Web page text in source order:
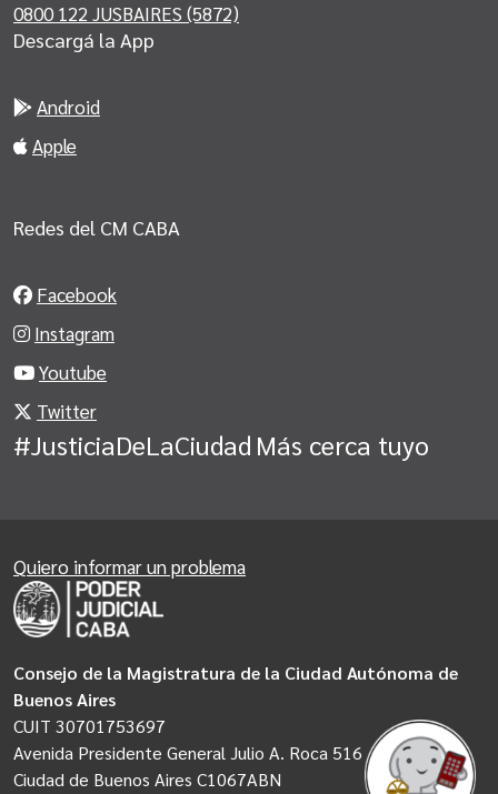
0800 122 JUSBAIRES (5872)
Descargá la App
Android
Apple
Redes del CM CABA
Facebook
Instagram
Youtube
Twitter
#JusticiaDeLaCiudad Más cerca tuyo
Consejo de la Magistratura de la Ciudad Autónoma de
Buenos Aires
CUIT 30701753697
Avenida Presidente General Julio A. Roca 516
Ciudad de Buenos Aires C1067ABN
Quiero informar un problema